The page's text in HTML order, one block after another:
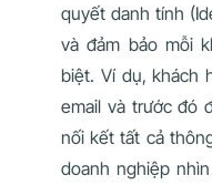
quyết danh tính
và đảm bảo mỗi
biệt. Ví dụ, khách
email và trước đó
nối kết tất cả
doanh nghiệp